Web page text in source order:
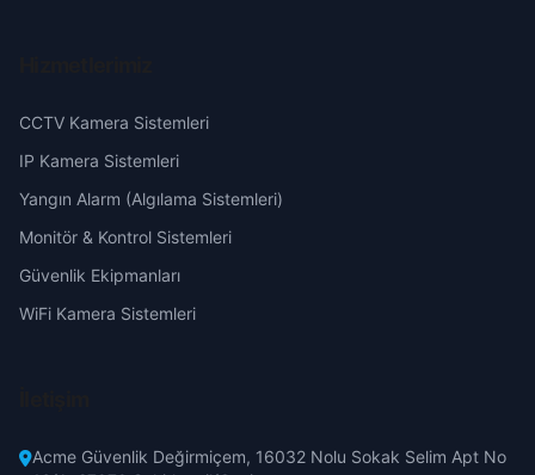
Hakkari
Isparta
İzmir
Sincan
Yenimahalle
Kozayağı
Saracalar
Üzümlü
CCTV Kamera Sistemleri
IP Kamera Sistemleri
Yangın Alarm (Algılama Sistemleri)
Monitör & Kontrol Sistemleri
Güvenlik Ekipmanları
WiFi Kamera Sistemleri
Acme Güvenlik Değirmiçem, 16032 Nolu Sokak Selim Apt No